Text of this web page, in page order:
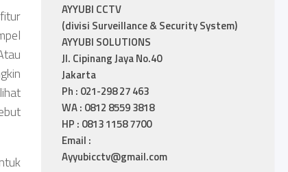
AYYUBI CCTV
(divisi Surveillance & Security System)
AYYUBI SOLUTIONS
Jl. Cipinang Jaya No.40
Jakarta
Ph : 021-298 27 463
WA : 0812 8559 3818
HP : 0813 1158 7700
Email :
Ayyubicctv@gmail.com